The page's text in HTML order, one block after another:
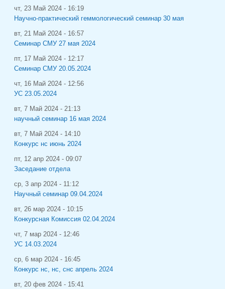
чт, 23 Май 2024 - 16:19
Научно-практический геммологический семинар 30 мая
вт, 21 Май 2024 - 16:57
Семинар СМУ 27 мая 2024
пт, 17 Май 2024 - 12:17
Семинар СМУ 20.05.2024
чт, 16 Май 2024 - 12:56
УС 23.05.2024
вт, 7 Май 2024 - 21:13
научный семинар 16 мая 2024
вт, 7 Май 2024 - 14:10
Конкурс нс июнь 2024
пт, 12 апр 2024 - 09:07
Заседание отдела
ср, 3 апр 2024 - 11:12
Научный семинар 09.04.2024
вт, 26 мар 2024 - 10:15
Конкурсная Комиссия 02.04.2024
чт, 7 мар 2024 - 12:46
УС 14.03.2024
ср, 6 мар 2024 - 16:45
Конкурс нс, нс, снс апрель 2024
вт, 20 фев 2024 - 15:41